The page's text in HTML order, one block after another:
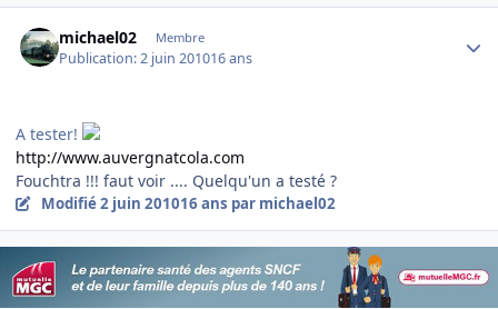
michael02 Membre
Publication:2 juin 201016 ans
A tester!
http://www.auvergnatcola.com
Fouchtra !!! faut voir .... Quelqu'un a testé ?
Modifié2 juin 201016 ans par michael02